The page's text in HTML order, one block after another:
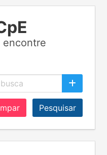
encontre
Pesquisar